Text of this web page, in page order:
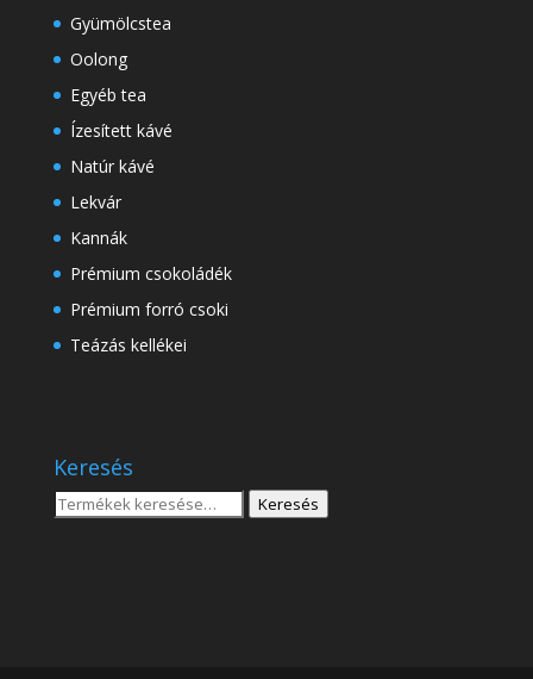
Gyümölcstea
Oolong
Egyéb tea
Ízesített kávé
Natúr kávé
Lekvár
Kannák
Prémium csokoládék
Prémium forró csoki
Teázás kellékei
Keresés
Keresés
Keresés